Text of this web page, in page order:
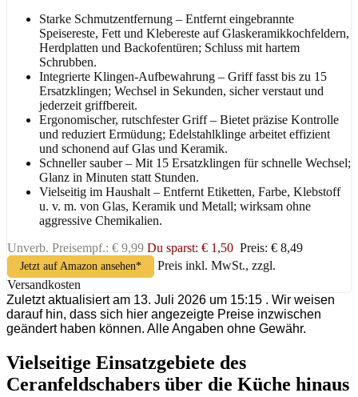
Starke Schmutzentfernung – Entfernt eingebrannte
Speisereste, Fett und Klebereste auf Glaskeramikkochfeldern,
Herdplatten und Backofentüren; Schluss mit hartem
Schrubben.
Integrierte Klingen-Aufbewahrung – Griff fasst bis zu 15
Ersatzklingen; Wechsel in Sekunden, sicher verstaut und
jederzeit griffbereit.
Ergonomischer, rutschfester Griff – Bietet präzise Kontrolle
und reduziert Ermüdung; Edelstahlklinge arbeitet effizient
und schonend auf Glas und Keramik.
Schneller sauber – Mit 15 Ersatzklingen für schnelle Wechsel;
Glanz in Minuten statt Stunden.
Vielseitig im Haushalt – Entfernt Etiketten, Farbe, Klebstoff
u. v. m. von Glas, Keramik und Metall; wirksam ohne
aggressive Chemikalien.
Unverb. Preisempf.: € 9,99 Du sparst: € 1,50 Preis: € 8,49
Jetzt auf Amazon ansehen*
Preis inkl. MwSt., zzgl.
Versandkosten
Zuletzt aktualisiert am 13. Juli 2026 um 15:15 . Wir weisen
darauf hin, dass sich hier angezeigte Preise inzwischen
geändert haben können. Alle Angaben ohne Gewähr.
Vielseitige Einsatzgebiete des
Ceranfeldschabers über die Küche hinaus